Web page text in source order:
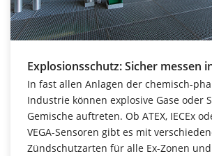
Explosionsschutz: Sicher messen
In fast allen Anlagen der chemisch-
Industrie können explosive Gase oder
Gemische auftreten. Ob ATEX, IECEx
VEGA-Sensoren gibt es mit
Zündschutzarten für alle Ex-Zonen